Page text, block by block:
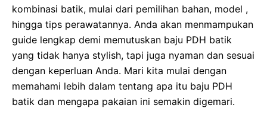
kombinasi batik, mulai dari pemilihan bahan, model ,
hingga tips perawatannya. Anda akan menmampukan
guide lengkap demi memutuskan baju PDH batik
yang tidak hanya stylish, tapi juga nyaman dan sesuai
dengan keperluan Anda. Mari kita mulai dengan
memahami lebih dalam tentang apa itu baju PDH
batik dan mengapa pakaian ini semakin digemari.